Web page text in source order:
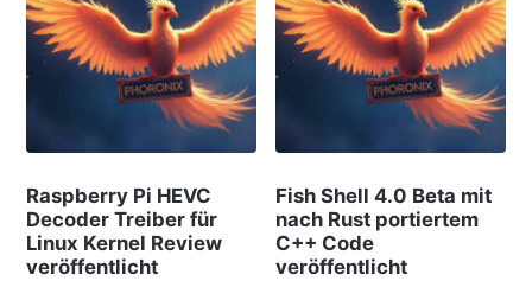
Raspberry Pi HEVC
Decoder Treiber für
Linux Kernel Review
veröffentlicht
Fish Shell 4.0 Beta mit
nach Rust portiertem
C++ Code
veröffentlicht